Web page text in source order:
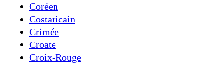
Coréen
Costaricain
Crimée
Croate
Croix-Rouge